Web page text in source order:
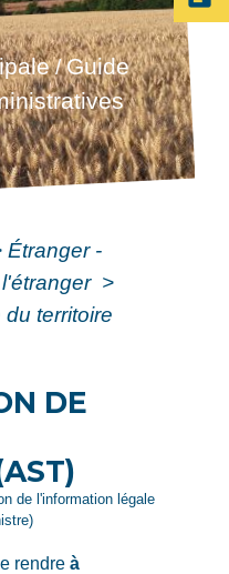
/Guide
Étranger -
>
territoire
DE
de l'information légale
rendreà